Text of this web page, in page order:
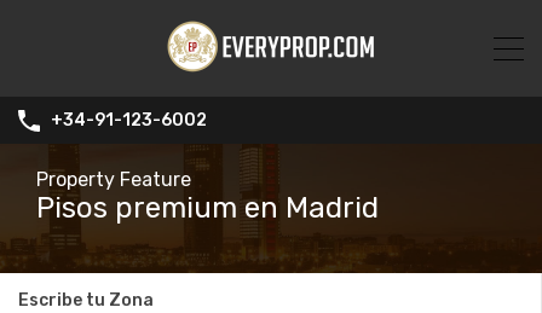
+34-91-123-6002
Property Feature
Pisos premium en Madrid
Escribe tu Zona